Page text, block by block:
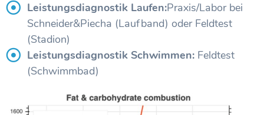
Leistungsdiagnostik Laufen:Praxis/Labor bei
Schneider&Piecha (Laufband) oder Feldtest
(Stadion)
Leistungsdiagnostik Schwimmen: Feldtest
(Schwimmbad)